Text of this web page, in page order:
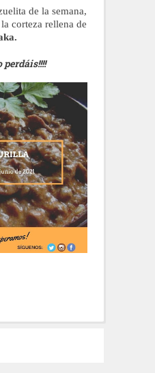
de la semana,
corteza rellena de
.
perdáis!!!!